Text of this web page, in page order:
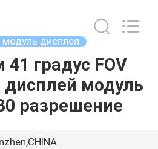
дисплея
градус FOV
дисплей модуль
разрешение